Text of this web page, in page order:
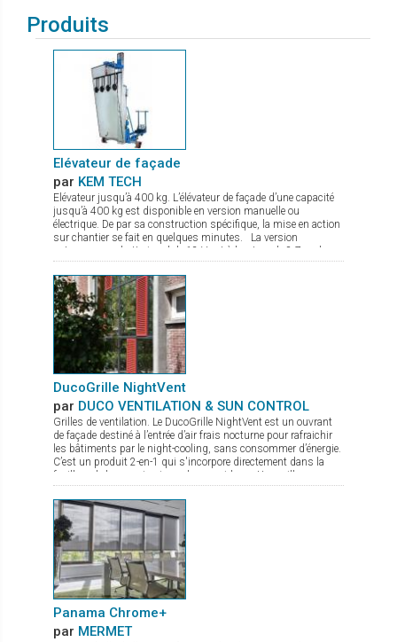
Produits
Elévateur de façade
par KEM TECH
Elévateur jusqu’à 400 kg. L’élévateur de façade d’une capacité
jusqu’à 400 kg est disponible en version manuelle ou
électrique. De par sa construction spécifique, la mise en action
sur chantier se fait en quelques minutes. La version
autonome sur batterie gel de 12 V est à hauteur de 8,7 m, le
treuil de levage commandé par une radio commande est équipé
d’un double frein. Le chassis est à largeur réglable avec pieds
de stabilisation à hauteur réglable. De nombreux accessoires
sont disponibles comme fourche de levage, potence avec
crochet.
DucoGrille NightVent
par DUCO VENTILATION & SUN CONTROL
Grilles de ventilation. Le DucoGrille NightVent est un ouvrant
de façade destiné à l’entrée d’air frais nocturne pour rafraichir
les bâtiments par le night-cooling, sans consommer d’énergie.
C’est un produit 2-en-1 qui s'incorpore directement dans la
feuillure de la menuiserie ou du mur-rideau : Une grille
extérieure qui protège de la pluie, des intrusions d’insectes ou
de nuisibles, et de l’effraction Un volet intérieur laqué à
l’esthétique épurée, sans charnières apparentes, avec un très
bon coefficient U (± 1,5 suivant les dimensions) pour une
parfaite isolation thermique (et acoustique)
Panama Chrome+
par MERMET